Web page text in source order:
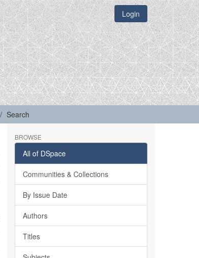
Login
Search
BROWSE
All of DSpace
Communities & Collections
By Issue Date
Authors
Titles